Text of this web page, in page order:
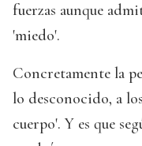
fuerzas aunque
'miedo'.
Concretamente la
lo desconocido, a
cuerpo'. Y es que